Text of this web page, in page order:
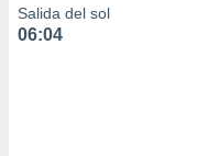
Salida del sol
06:04